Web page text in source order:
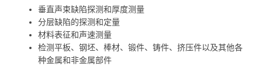
垂直声束缺陷探测和厚度测量
分层缺陷的探测和定量
材料表征和声速测量
检测平板、钢坯、棒材、锻件、铸件、挤压件以及其他各
种金属和非金属部件